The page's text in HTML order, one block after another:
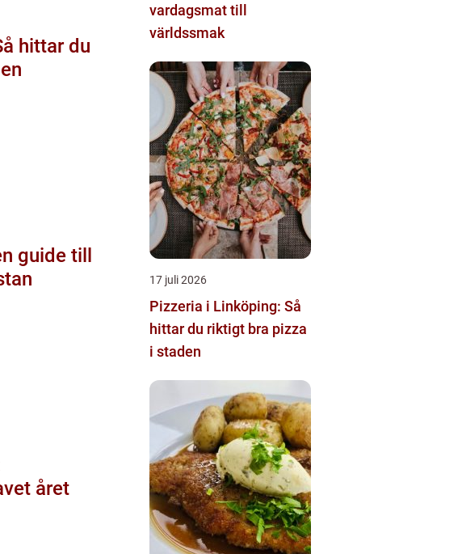
hittar du
året
vardagsmat till
världssmak
17 juli 2026
Pizzeria i Linköping: Så
hittar du riktigt bra pizza
i staden